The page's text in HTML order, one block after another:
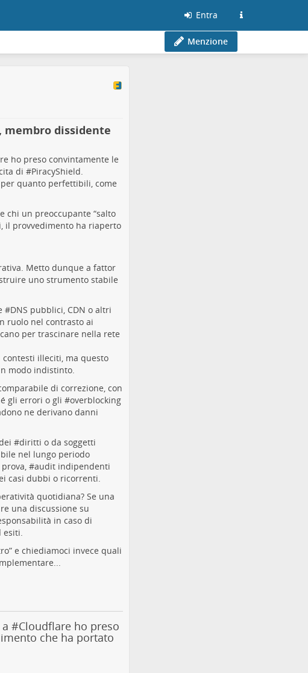
Entra
Menzione
membro dissidente
ho preso convintamente le
di #PiracyShield.
per quanto perfettibili, come
e chi un preoccupante “salto
il provvedimento ha riaperto
Metto dunque a fattor
uno strumento stabile
#DNS pubblici, CDN o altri
ruolo nel contrasto ai
per trascinare nella rete
illeciti, ma questo
modo indistinto.
di correzione, con
gli errori o gli #overblocking
ne derivano danni
#diritti o da soggetti
nel lungo periodo
#auditindipendenti
casi dubbi o ricorrenti.
quotidiana? Se una
una discussione su
in caso di
esiti.
e chiediamoci invece quali
#Cloudflare ho preso
che ha portato